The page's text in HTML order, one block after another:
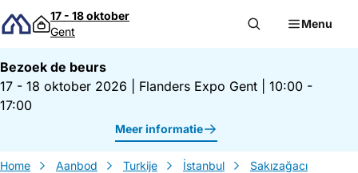
Direct naar inhoud
17 - 18 oktober
Gent
Menu
Bezoek de beurs
17 - 18 oktober 2026
Flanders Expo Gent
10:00 -
17:00
Meer informatie
Home Aanbod Turkije İstanbul
Sakızağacı